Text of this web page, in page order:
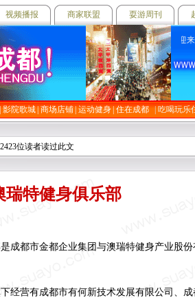
视频播报 商家联盟 耍游周刊
欢迎来
| 影院歌城 | 商场店铺 | 运动健身 | 住在成都 吃喝玩乐
位读者读过此文
瑞特健身俱乐部
成都市金都企业集团与澳瑞特健身产业股
经营有成都市有何新技术发展有限公司、